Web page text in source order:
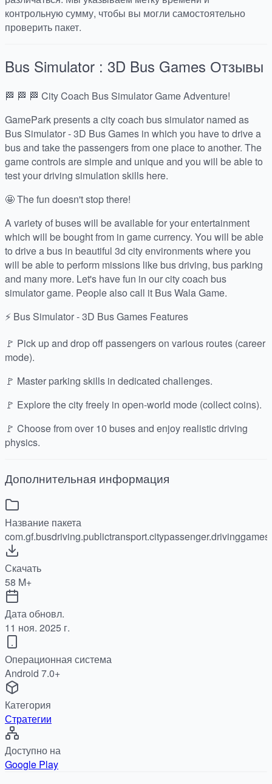
контрольную сумму, чтобы вы могли самостоятельно
проверить пакет.
Bus Simulator : 3D Bus Games Отзывы
🏁 🏁 🏁 City Coach Bus Simulator Game Adventure!
GamePark presents a city coach bus simulator named as
Bus Simulator - 3D Bus Games in which you have to drive a
bus and take the passengers from one place to another. The
game controls are simple and unique and you will be able to
test your driving simulation skills here.
🤩 The fun doesn't stop there!
A variety of buses will be available for your entertainment
which will be bought from in game currency. You will be able
to drive a bus in beautiful 3d city environments where you
will be able to perform missions like bus driving, bus parking
and many more. Let's have fun in our city coach bus
simulator game. People also call it Bus Wala Game.
⚡ Bus Simulator - 3D Bus Games Features
🚩 Pick up and drop off passengers on various routes (career
mode).
🚩 Master parking skills in dedicated challenges.
🚩 Explore the city freely in open-world mode (collect coins).
🚩 Choose from over 10 buses and enjoy realistic driving
physics.
Дополнительная информация
Название пакета
com.gf.busdriving.publictransport.citypassenger.drivinggames
Скачать
58 M+
Дата обновл.
11 ноя. 2025 г.
Операционная система
Android 7.0+
Категория
Стратегии
Доступно на
Google Play